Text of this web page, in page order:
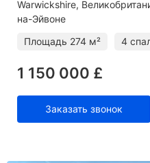
Warwickshire
на-Эйвоне
Площадь 274 м² 4
1 150 000 £
Заказать звонок